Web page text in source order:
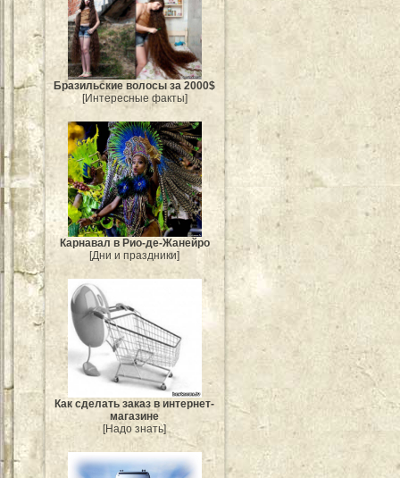
Бразильские волосы за 2000$
[Интересные факты]
Карнавал в Рио-де-Жанейро
[Дни и праздники]
Как сделать заказ в интернет-
магазине
[Надо знать]